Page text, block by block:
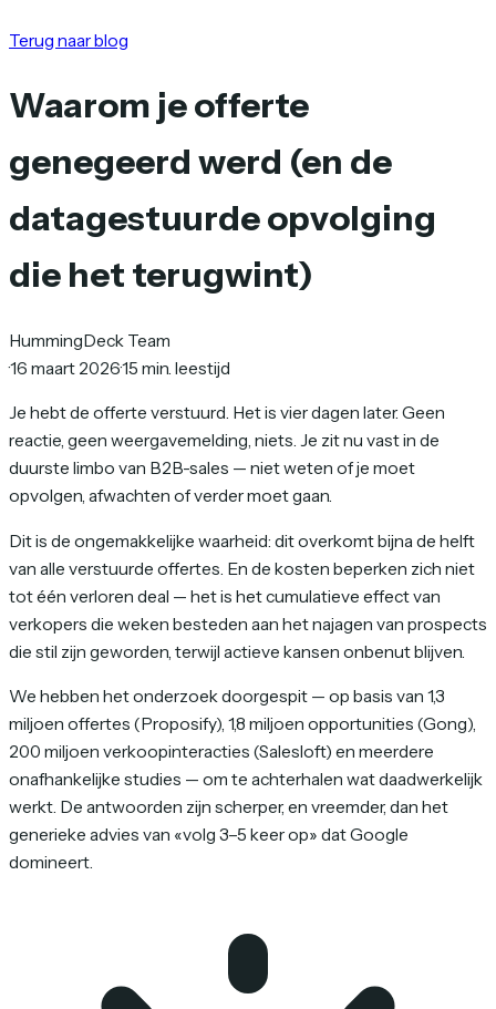
Terug naar blog
Waarom je offerte
genegeerd werd (en de
datagestuurde opvolging
die het terugwint)
HummingDeck Team
·16 maart 2026·15 min. leestijd
Je hebt de offerte verstuurd. Het is vier dagen later. Geen
reactie, geen weergavemelding, niets. Je zit nu vast in de
duurste limbo van B2B-sales — niet weten of je moet
opvolgen, afwachten of verder moet gaan.
Dit is de ongemakkelijke waarheid: dit overkomt bijna de helft
van alle verstuurde offertes. En de kosten beperken zich niet
tot één verloren deal — het is het cumulatieve effect van
verkopers die weken besteden aan het najagen van prospects
die stil zijn geworden, terwijl actieve kansen onbenut blijven.
We hebben het onderzoek doorgespit — op basis van 1,3
miljoen offertes (Proposify), 1,8 miljoen opportunities (Gong),
200 miljoen verkoopinteracties (Salesloft) en meerdere
onafhankelijke studies — om te achterhalen wat daadwerkelijk
werkt. De antwoorden zijn scherper, en vreemder, dan het
generieke advies van «volg 3–5 keer op» dat Google
domineert.